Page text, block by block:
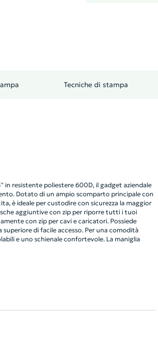
Tecniche di stampa
in resistente poliestere 600D, il gadget aziendale
Dotato di un ampio scomparto principale con
è ideale per custodire con sicurezza la maggior
aggiuntive con zip per riporre tutti i tuoi
con zip per cavi e caricatori. Possiede
di facile accesso. Per una comodità
e uno schienale confortevole. La maniglia